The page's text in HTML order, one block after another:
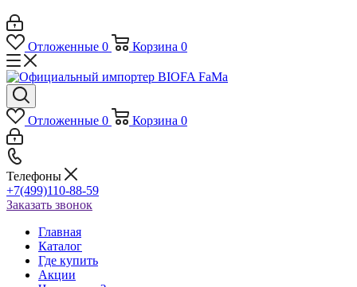
Отложенные 0 Корзина 0
Отложенные 0 Корзина 0
Телефоны
+7(499)110-88-59
Заказать звонок
Главная
Каталог
Где купить
Акции